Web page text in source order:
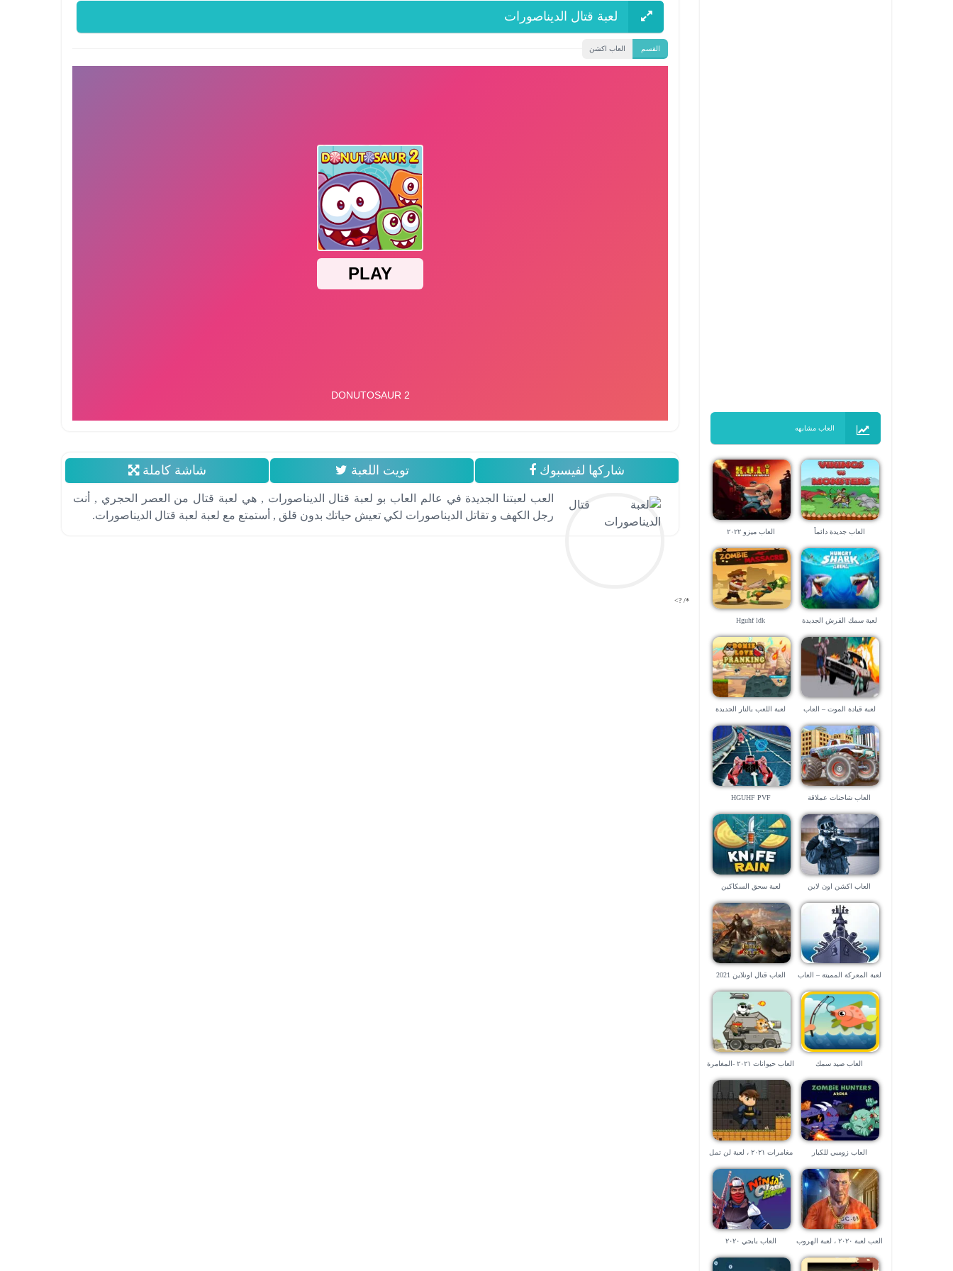
العاب مشابهه
العاب جديدة دائماً العاب ميزو ٢٠٢٢
لعبة سمك القرش الجديدة
Hguhf ldk
لعبة قيادة الموت – العاب
لعبة اللعب بالنار الجديدة
العاب شاحنات عملاقة HGUHF PVF
العاب اكشن اون لاين لعبة سحق السكاكين
لعبة المعركة المميتة – العاب
العاب قتال اونلاين 2021
العاب صيد سمك
العاب حيوانات ٢٠٢١ -المغامرة
العاب زومبي للكبار
مغامرات ٢٠٢١ ، لعبة لن تمل
العب لعبة ٢٠٢٠ ، لعبة الهروب
العاب بابجي ٢٠٢٠
لعبة قتال الديناصورات
القسم العاب اكشن
شاركها لفيسبوك تويت اللعبة شاشة كاملة
العب لعبتنا الجديدة في عالم العاب بو لعبة قتال الديناصورات , هي لعبة قتال من العصر الحجري , أنت
رجل الكهف و تقاتل الديناصورات لكي تعيش حياتك بدون قلق , أستمتع مع لعبة لعبة قتال الديناصورات.
*/ ?>